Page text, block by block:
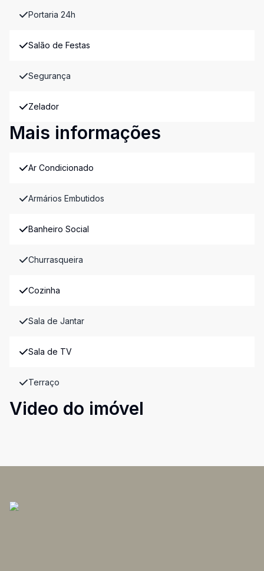
Portaria 24h
Salão de Festas
Segurança
Zelador
Mais informações
Ar Condicionado
Armários Embutidos
Banheiro Social
Churrasqueira
Cozinha
Sala de Jantar
Sala de TV
Terraço
Video do imóvel